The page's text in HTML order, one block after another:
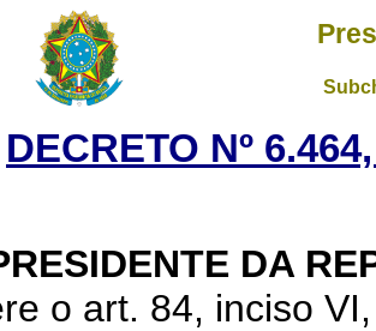
DECRETO Nº
DA
o art. 84, inciso